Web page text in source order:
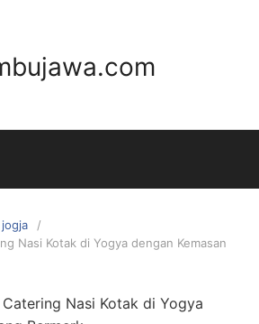
Nasi Kotak di Yogya dengan Kemasan